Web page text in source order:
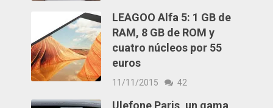
LEAGOO Alfa 5: 1 GB de
RAM, 8 GB de ROM y
cuatro núcleos por 55
euros
11/11/2015 42
Ulefone Paris, un gama